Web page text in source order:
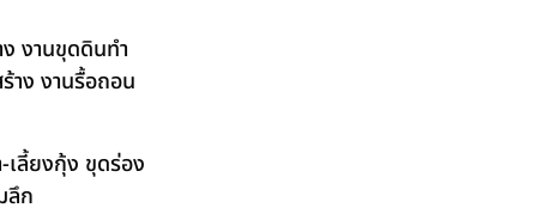
งานขุดดินทำ
าง งานรื้อถอน
เลี้ยงกุ้ง ขุดร่อง
ลึก